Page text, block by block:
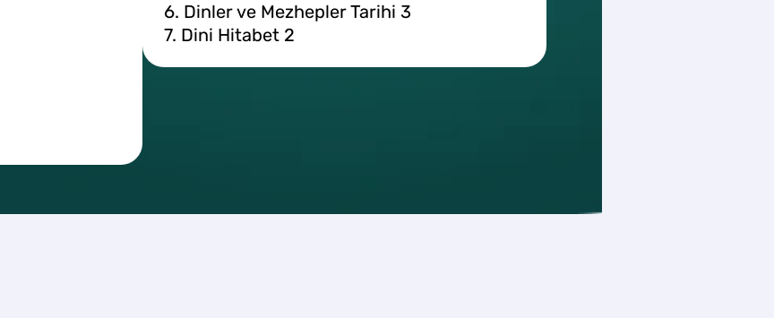
6. Dinler ve Mezhepler Tarihi 3
7. Dini Hitabet 2